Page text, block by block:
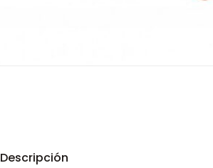
Descripción